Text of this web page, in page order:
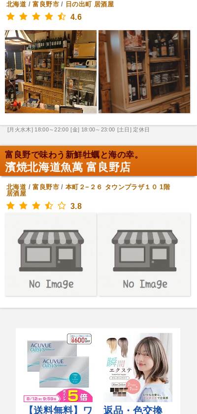
北海道 /富良野市/ 日の出町 居酒屋
4.6
[月火水木] 18:00～22:00 [金] 18:00～23:00 [土日] 定休日
富良野で味わう新鮮牡蠣と海の幸。
濱焼北海道魚萬 富良野店
北海道 /富良野市/本町２−２６ タウンプラザ１０ 1階
居酒屋
3.8